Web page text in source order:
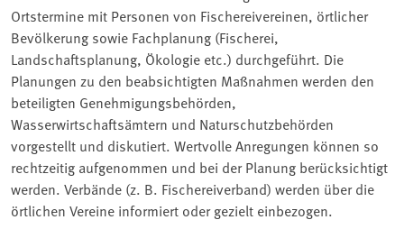
Ortstermine mit Personen von Fischereivereinen, örtlicher
Bevölkerung sowie Fachplanung (Fischerei,
Landschaftsplanung, Ökologie etc.) durchgeführt. Die
Planungen zu den beabsichtigten Maßnahmen werden den
beteiligten Genehmigungsbehörden,
Wasserwirtschaftsämtern und Naturschutzbehörden
vorgestellt und diskutiert. Wertvolle Anregungen können so
rechtzeitig aufgenommen und bei der Planung berücksichtigt
werden. Verbände (z. B. Fischereiverband) werden über die
örtlichen Vereine informiert oder gezielt einbezogen.